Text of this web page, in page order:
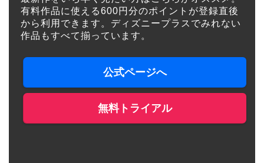
有料作品に使える600円分のポイントが登録直後
から利用できます。ディズニープラスでみれない
作品もすべて揃っています。
公式ページへ
無料トライアル